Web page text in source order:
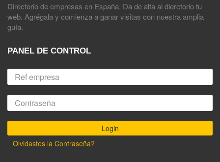
Directorio de empresas en España. Da de alta al dierctorio tu
web. Agrégala y comienza a ganar visitas con nuestra amplia
guía.
PANEL DE CONTROL
Olvidastes la Contraseña?